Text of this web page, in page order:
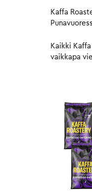
Kaffa
Kaikki
vaikkapa